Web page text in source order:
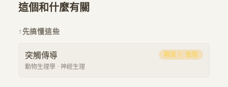
這個和什麼有關
↑ 先搞懂這些
突觸傳導
動物生理學 · 神經生理
難度 3 · 進階